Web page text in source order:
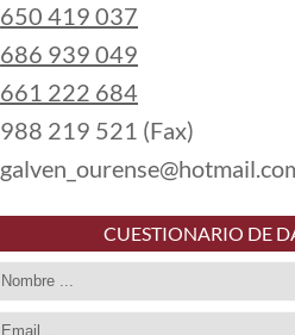
650 419 037
686 939 049
661 222 684
988 219 521 (Fax)
CUESTIONARIO DE